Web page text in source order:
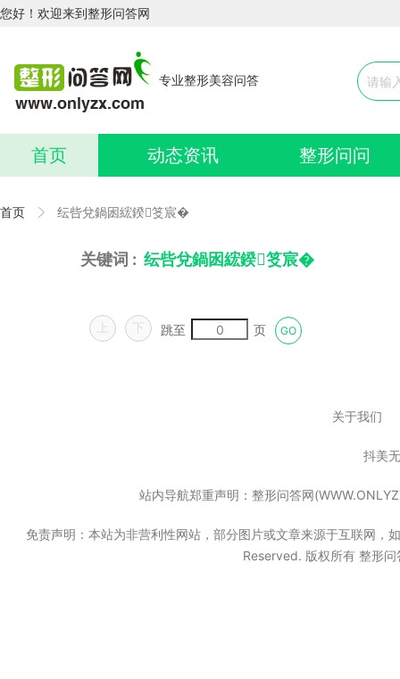
您好！欢迎来到整形问答网
专业整形美容问答
首页 动态资讯 整形问问
首页 纭呰兌鍋囦綋鍨笅宸�
关键词 : 纭呰兌鍋囦綋鍨笅宸�
下 跳至 页 GO
关于我们
抖美
站内导航郑重声明：整形问答网
免责声明：本站为非营利性网站，部分图片或文章来源于互联网，
Reserved. 版权所有 整形问